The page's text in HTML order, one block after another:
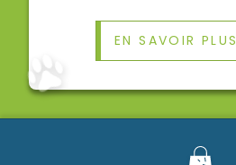
EN SAVOIR PLUS